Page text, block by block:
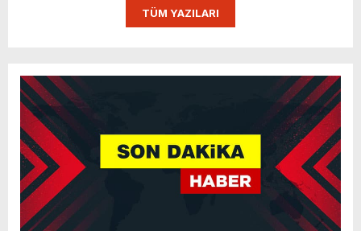
TÜM YAZILARI